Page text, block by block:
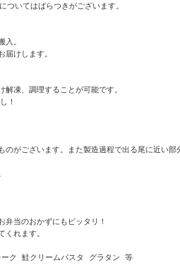
いてはばらつきがございます。
。
けします。
凍、調理することが可能です。
！
がございます。また製造過程で出る尾に近い部
当のおかずにもピッタリ！
れます。
ク 鮭クリームパスタ グラタン 等